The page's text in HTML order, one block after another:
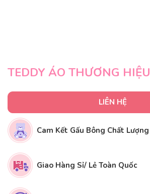
TEDDY ÁO THƯƠNG HIỆU
LIÊN HỆ
Cam Kết Gấu Bông Chất Lượng
Giao Hàng Sỉ/ Lẻ Toàn Quốc